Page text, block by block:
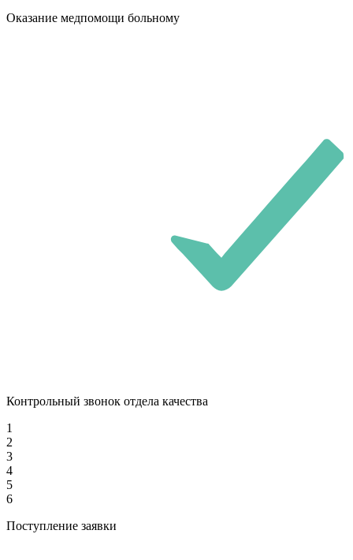
Оказание медпомощи больному
Контрольный звонок отдела качества
1
2
3
4
5
6
Поступление заявки